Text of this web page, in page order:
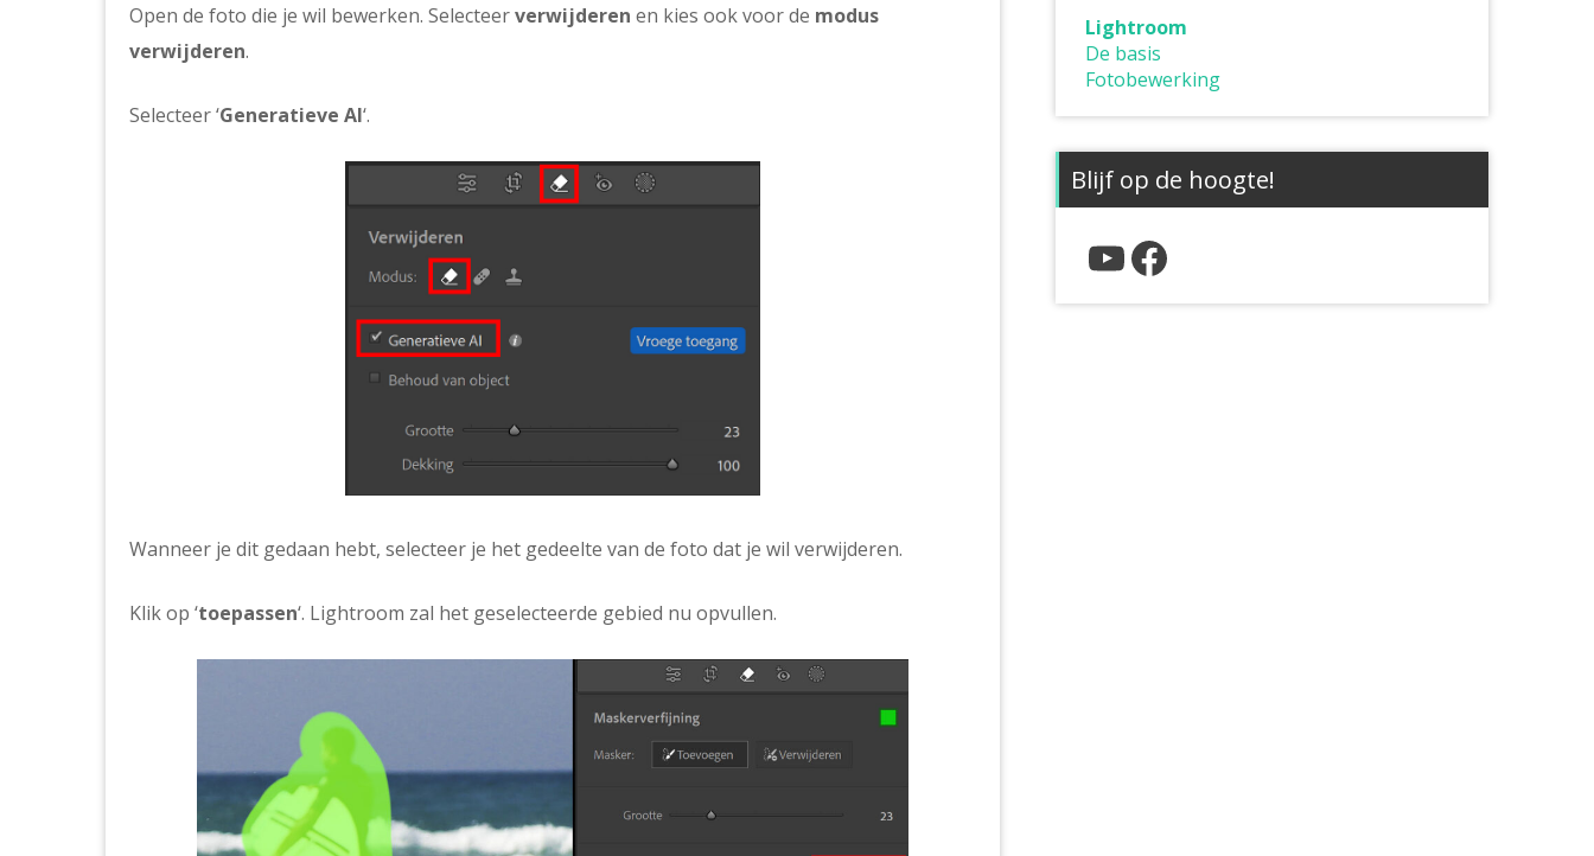
Open de foto die je wil bewerken. Selecteerverwijderen en kies ook voor de modus
verwijderen.
Selecteer ‘Generatieve AI‘.
Wanneer je dit gedaan hebt, selecteer je het gedeelte van de foto dat je wil verwijderen.
Klik op ‘toepassen‘. Lightroom zal het geselecteerde gebied nu opvullen.
Lightroom
De basis
Fotobewerking
Blijf op de hoogte!
YouTube
Facebook